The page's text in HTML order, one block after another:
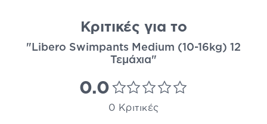
Κριτικές για το
"Libero Swimpants Medium (10-16kg) 12
Τεμάχια"
0.0
0 Κριτικές